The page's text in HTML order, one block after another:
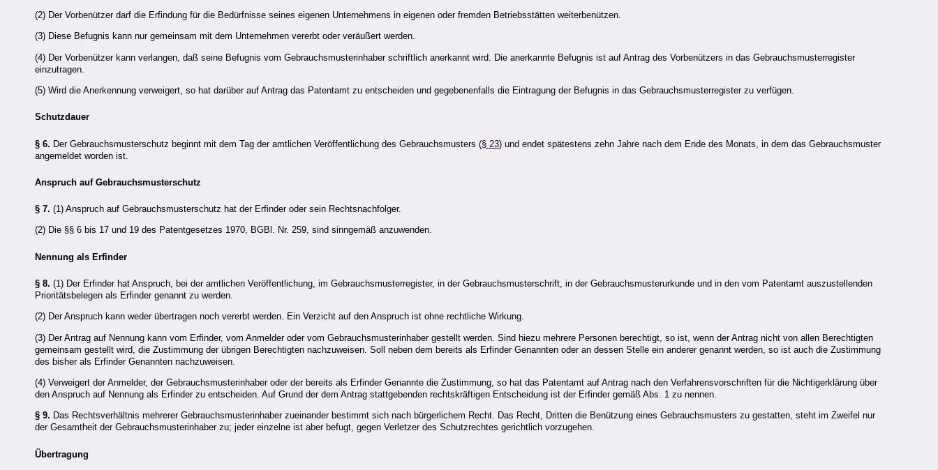
(2) Der Vorbenützer darf die Erfindung für die Bedürfnisse seines eigenen Unternehmens in eigenen oder fremden Betriebsstätten weiterbenützen.
(3) Diese Befugnis kann nur gemeinsam mit dem Unternehmen vererbt oder veräußert werden.
(4) Der Vorbenützer kann verlangen, daß seine Befugnis vom Gebrauchsmusterinhaber schriftlich anerkannt wird. Die anerkannte Befugnis ist auf Antrag des Vorbenützers in das Gebrauchsmusterregister
einzutragen.
(5) Wird die Anerkennung verweigert, so hat darüber auf Antrag das Patentamt zu entscheiden und gegebenenfalls die Eintragung der Befugnis in das Gebrauchsmusterregister zu verfügen.
Schutzdauer
§ 6. Der Gebrauchsmusterschutz beginnt mit dem Tag der amtlichen Veröffentlichung des Gebrauchsmusters (§ 23) und endet spätestens zehn Jahre nach dem Ende des Monats, in dem das Gebrauchsmuster
angemeldet worden ist.
Anspruch auf Gebrauchsmusterschutz
§ 7. (1) Anspruch auf Gebrauchsmusterschutz hat der Erfinder oder sein Rechtsnachfolger.
(2) Die §§ 6 bis 17 und 19 des Patentgesetzes 1970, BGBl. Nr. 259, sind sinngemäß anzuwenden.
Nennung als Erfinder
§ 8. (1) Der Erfinder hat Anspruch, bei der amtlichen Veröffentlichung, im Gebrauchsmusterregister, in der Gebrauchsmusterschrift, in der Gebrauchsmusterurkunde und in den vom Patentamt auszustellenden
Prioritätsbelegen als Erfinder genannt zu werden.
(2) Der Anspruch kann weder übertragen noch vererbt werden. Ein Verzicht auf den Anspruch ist ohne rechtliche Wirkung.
(3) Der Antrag auf Nennung kann vom Erfinder, vom Anmelder oder vom Gebrauchsmusterinhaber gestellt werden. Sind hiezu mehrere Personen berechtigt, so ist, wenn der Antrag nicht von allen Berechtigten
gemeinsam gestellt wird, die Zustimmung der übrigen Berechtigten nachzuweisen. Soll neben dem bereits als Erfinder Genannten oder an dessen Stelle ein anderer genannt werden, so ist auch die Zustimmung
des bisher als Erfinder Genannten nachzuweisen.
(4) Verweigert der Anmelder, der Gebrauchsmusterinhaber oder der bereits als Erfinder Genannte die Zustimmung, so hat das Patentamt auf Antrag nach den Verfahrensvorschriften für die Nichtigerklärung über
den Anspruch auf Nennung als Erfinder zu entscheiden. Auf Grund der dem Antrag stattgebenden rechtskräftigen Entscheidung ist der Erfinder gemäß Abs. 1 zu nennen.
§ 9. Das Rechtsverhältnis mehrerer Gebrauchsmusterinhaber zueinander bestimmt sich nach bürgerlichem Recht. Das Recht, Dritten die Benützung eines Gebrauchsmusters zu gestatten, steht im Zweifel nur
der Gesamtheit der Gebrauchsmusterinhaber zu; jeder einzelne ist aber befugt, gegen Verletzer des Schutzrechtes gerichtlich vorzugehen.
Übertragung